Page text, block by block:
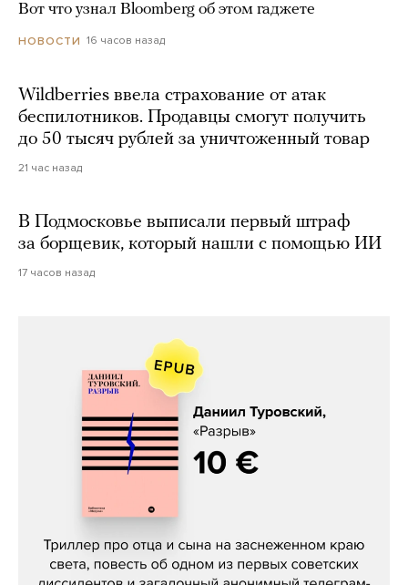
Вот что узнал Bloomberg об этом гаджете
НОВОСТИ 16 часов назад
Wildberries ввела страхование от атак
беспилотников. Продавцы смогут получить
до 50 тысяч рублей за уничтоженный товар
21 час назад
В Подмосковье выписали первый штраф
за борщевик, который нашли с помощью ИИ
17 часов назад
Даниил Туровский, «Разрыв»